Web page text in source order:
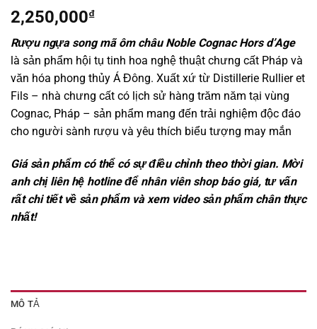
2,250,000₫
Rượu ngựa song mã ôm châu Noble Cognac Hors d’Age
là sản phẩm hội tụ tinh hoa nghệ thuật chưng cất Pháp và
văn hóa phong thủy Á Đông. Xuất xứ từ Distillerie Rullier et
Fils – nhà chưng cất có lịch sử hàng trăm năm tại vùng
Cognac, Pháp – sản phẩm mang đến trải nghiệm độc đáo
cho người sành rượu và yêu thích biểu tượng may mắn
Giá sản phẩm có thể có sự điều chỉnh theo thời gian. Mời
anh chị liên hệ hotline để nhân viên shop báo giá, tư vấn
rất chi tiết về sản phẩm và xem video sản phẩm chân thực
nhất!
MÔ TẢ